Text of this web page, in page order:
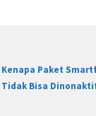
Kenapa Paket
Tidak Bisa